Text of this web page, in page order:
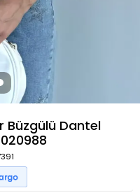
Büzgülü Dantel